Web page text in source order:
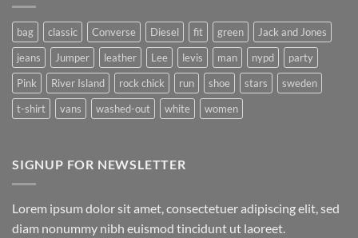
bag classic Converse Diesel fit green
Jack and Jones
jeans
Jumper leather Lee levis man nypd
party
Pink
River Island rock chick run shoe stars
sweden
t-shirt
vans washed-out white women
SIGNUP FOR NEWSLETTER
Lorem ipsum dolor sit amet, consectetuer adipiscing elit, sed
diam nonummy nibh euismod tincidunt ut laoreet.